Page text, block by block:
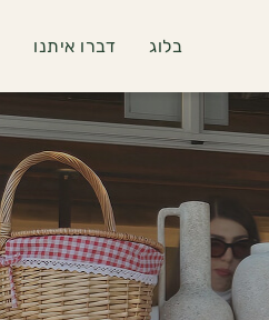
דברו איתנו בלוג